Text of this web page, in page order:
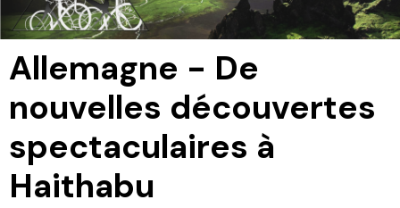
Allemagne - De
nouvelles découvertes
spectaculaires à
Haithabu